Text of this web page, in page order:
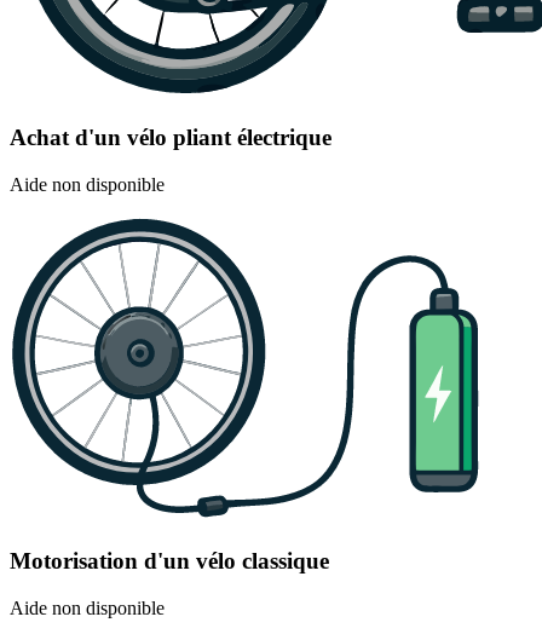
Achat d'un vélo pliant électrique
Aide non disponible
Motorisation d'un vélo classique
Aide non disponible